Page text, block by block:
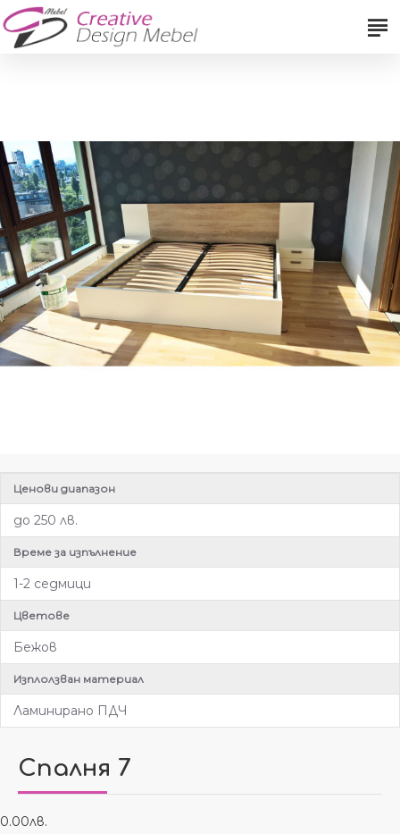
Ценови диапазон
до 250 лв.
Време за изпълнение
1-2 седмици
Цветове
Бежов
Изплолзван материал
Ламинирано ПДЧ
Спалня 7
0.00лв.